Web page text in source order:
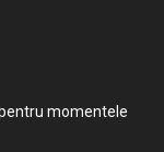
momentele